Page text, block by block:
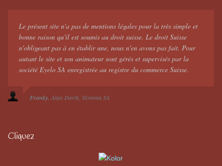
Le présent site n'a pas de mentions légales pour la très simple et
bonne raison qu'il est soumis au droit suisse. Le droit Suisse
n'obligeant pas à en établir une, nous n'en avons pas fait. Pour
autant le site et son animateur sont gérés et supervisés par la
société Eyelo SA enregistrée au registre du commerce Suisse.
Franky Alias Darth Skynima SA
Cliquez